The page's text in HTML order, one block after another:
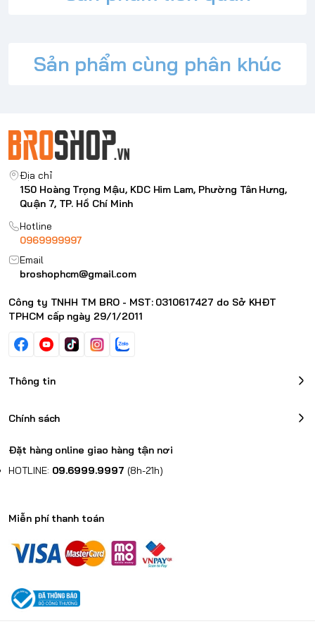
Sản phẩm cùng phân khúc
Địa chỉ
150 Hoàng Trọng Mậu, KDC Him Lam, Phường Tân Hưng,
Quận 7, TP. Hồ Chí Minh
Hotline
0969999997
Email
broshophcm@gmail.com
Công ty TNHH TM BRO - MST: 0310617427 do Sở KHĐT
TPHCM cấp ngày 29/1/2011
Thông tin
Chính sách
Đặt hàng online giao hàng tận nơi
HOTLINE: 09.6999.9997 (8h-21h)
Miễn phí thanh toán